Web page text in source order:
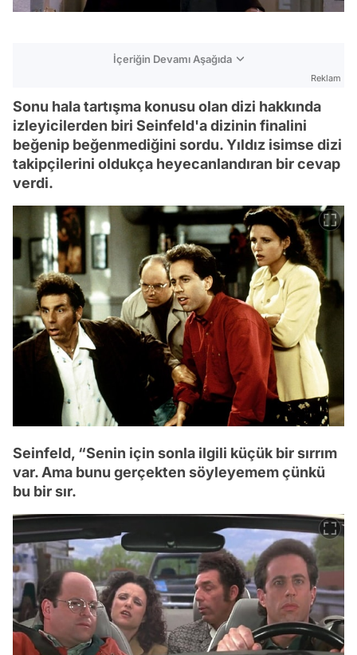
İçeriğin Devamı Aşağıda
Reklam
Sonu hala tartışma konusu olan dizi hakkında
izleyicilerden biri Seinfeld'a dizinin finalini
beğenip beğenmediğini sordu. Yıldız isimse dizi
takipçilerini oldukça heyecanlandıran bir cevap
verdi.
Seinfeld, “Senin için sonla ilgili küçük bir sırrım
var. Ama bunu gerçekten söyleyemem çünkü
bu bir sır.